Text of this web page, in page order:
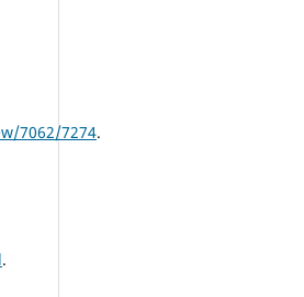
7062/7274.
.